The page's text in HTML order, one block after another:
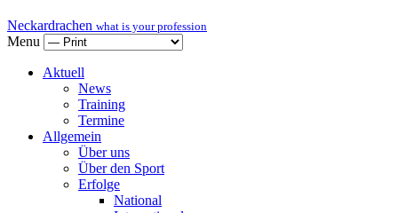
Neckardrachen what is your profession
Menu
Aktuell
News
Training
Termine
Allgemein
Über uns
Über den Sport
Erfolge
National